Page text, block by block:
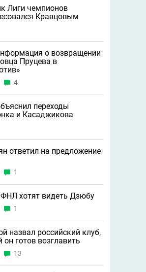
Лиги чемпионов
Кравцовым
о возвращении
Пруцева в
4
переходы
и Касаджикова
ответил на предложение
1
ФНЛ хотят видеть Дзюбу
1
назвал российский клуб,
он готов возглавить
13